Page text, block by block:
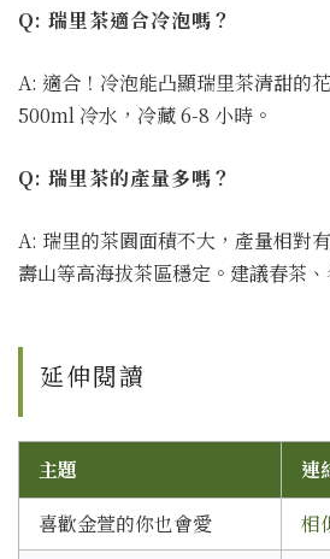
Q: 瑞里茶適合冷泡嗎？
A: 適合！冷泡能凸顯瑞里茶清甜的
500ml 冷水，冷藏 6-8 小時。
Q: 瑞里茶的產量多嗎？
A: 瑞里的茶園面積不大，產量相對
壽山等高海拔茶區穩定。建議春茶、
延伸閱讀
主題
連
喜歡金萱的你也會愛
相